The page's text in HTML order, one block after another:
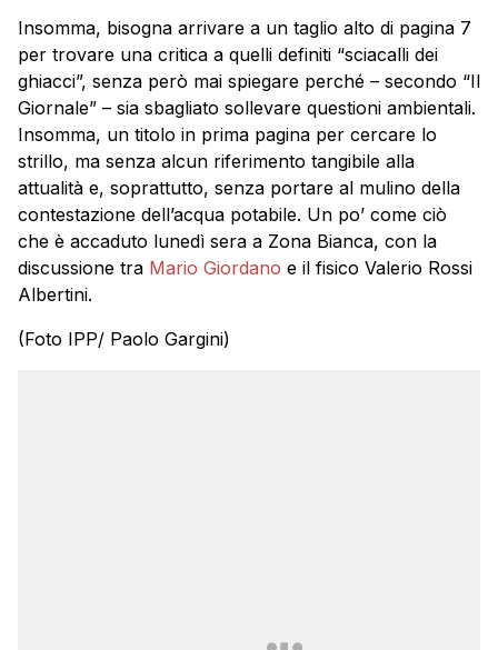
Insomma, bisogna arrivare a un taglio alto di pagina 7
per trovare una critica a quelli definiti “sciacalli dei
ghiacci”, senza però mai spiegare perché – secondo “Il
Giornale” – sia sbagliato sollevare questioni ambientali.
Insomma, un titolo in prima pagina per cercare lo
strillo, ma senza alcun riferimento tangibile alla
attualità e, soprattutto, senza portare al mulino della
contestazione dell’acqua potabile. Un po’ come ciò
che è accaduto lunedì sera a Zona Bianca, con la
discussione tra Mario Giordano e il fisico Valerio Rossi
Albertini.
(Foto IPP/ Paolo Gargini)